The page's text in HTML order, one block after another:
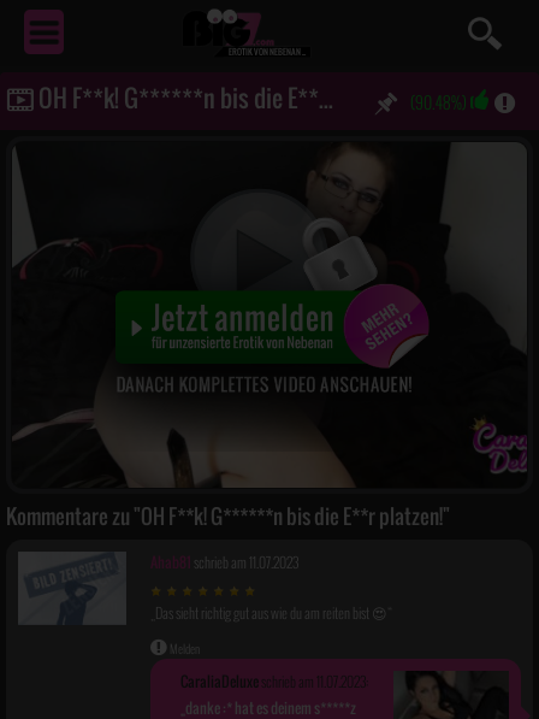
EROTIKVON NEBENAN ...
OH F**k! G******n bis die E**r platzen! (90.48%)
Kommentare zu "OH F**k! G******n bis die E**r platzen!"
Ahab81 schrieb am 11.07.2023
Das sieht richtig gut aus wie du am reiten bist 😍
Melden
CaraliaDeluxeschrieb am 11.07.2023:
danke :* hat es deinem s*****z